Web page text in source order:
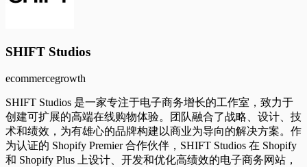
SHIFT Studios
ecommercegrowth
SHIFT Studios 是一家专注于电子商务增长的工作室，致力于
创建可扩展的高端在线购物体验。团队融合了战略、设计、技
术和绩效，为有雄心的品牌构建以商业为导向的解决方案。作
为认证的 Shopify Premier 合作伙伴，SHIFT Studios 在 Shopify
和 Shopify Plus 上设计、开发和优化高绩效的电子商务网站，